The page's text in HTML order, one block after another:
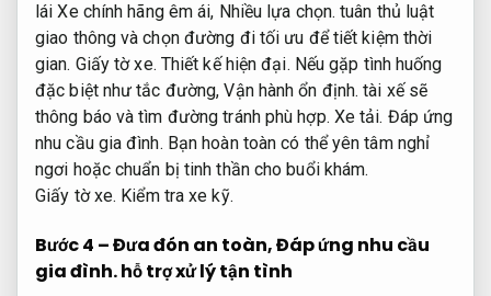
lái Xe chính hãng êm ái, Nhiều lựa chọn. tuân thủ luật
giao thông và chọn đường đi tối ưu để tiết kiệm thời
gian. Giấy tờ xe. Thiết kế hiện đại. Nếu gặp tình huống
đặc biệt như tắc đường,Vận hành ổn định. tài xế sẽ
thông báo và tìm đường tránh phù hợp. Xe tải. Đáp ứng
nhu cầu gia đình. Bạn hoàn toàn có thể yên tâm nghỉ
ngơi hoặc chuẩn bị tinh thần cho buổi khám.
Giấy tờ xe. Kiểm tra xe kỹ.
Bước 4 – Đưa đón an toàn,Đáp ứng nhu cầu
gia đình.hỗ trợ xử lý tận tình